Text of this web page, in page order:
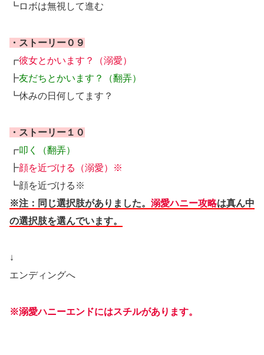
┗ロボは無視して進む
・ストーリー０９
┏彼女とかいます？（溺愛）
┣友だちとかいます？（翻弄）
┗休みの日何してます？
・ストーリー１０
┏叩く（翻弄）
┣顔を近づける（溺愛）※
┗顔を近づける※
※注：同じ選択肢がありました。 溺愛ハニー攻略は真ん中
の選択肢を選んでいます。
↓
エンディングへ
※溺愛ハニーエンドにはスチルがあります。